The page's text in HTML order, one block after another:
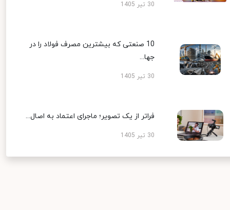
30 تیر 1405
10 صنعتی که بیشترین مصرف فولاد را در
جها...
30 تیر 1405
فراتر از یک تصویر؛ ماجرای اعتماد به اصال...
30 تیر 1405